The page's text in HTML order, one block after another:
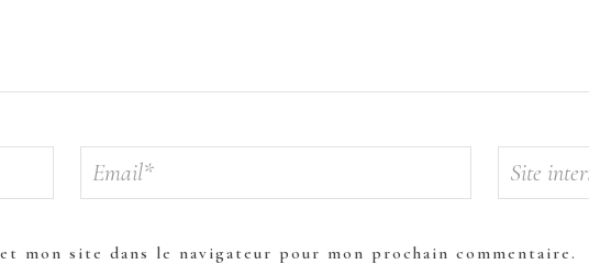
mon site dans le navigateur pour mon prochain commentaire.